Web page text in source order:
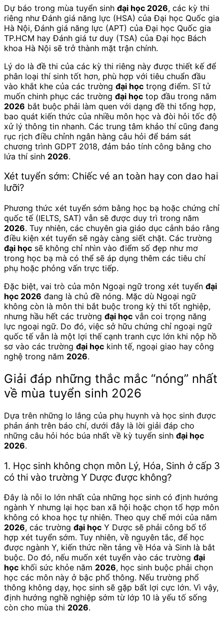
Dự báo trong mùa tuyển sinh đại học 2026, các kỳ thi
riêng như Đánh giá năng lực (HSA) của Đại học Quốc gia
Hà Nội, Đánh giá năng lực (APT) của Đại học Quốc gia
TP.HCM hay Đánh giá tư duy (TSA) của Đại học Bách
khoa Hà Nội sẽ trở thành mặt trận chính.
Lý do là đề thi của các kỳ thi riêng này được thiết kế để
phân loại thí sinh tốt hơn, phù hợp với tiêu chuẩn đầu
vào khắt khe của các trường đại học trọng điểm. Sĩ tử
muốn chinh phục các trường đại học top đầu trong năm
2026 bắt buộc phải làm quen với dạng đề thi tổng hợp,
bao quát kiến thức của nhiều môn học và đòi hỏi tốc độ
xử lý thông tin nhanh. Các trung tâm khảo thí cũng đang
rục rịch điều chỉnh ngân hàng câu hỏi để bám sát
chương trình GDPT 2018, đảm bảo tính công bằng cho
lứa thí sinh 2026.
Xét tuyển sớm: Chiếc vé an toàn hay con dao hai
lưỡi?
Phương thức xét tuyển sớm bằng học bạ hoặc chứng chỉ
quốc tế (IELTS, SAT) vẫn sẽ được duy trì trong năm
2026. Tuy nhiên, các chuyên gia giáo dục cảnh báo rằng
điều kiện xét tuyển sẽ ngày càng siết chặt. Các trường
đại học sẽ không chỉ nhìn vào điểm số đẹp như mơ
trong học bạ mà có thể sẽ áp dụng thêm các tiêu chí
phụ hoặc phỏng vấn trực tiếp.
Đặc biệt, vai trò của môn Ngoại ngữ trong xét tuyển đại
học 2026 đang là chủ đề nóng. Mặc dù Ngoại ngữ
không còn là môn thi bắt buộc trong kỳ thi tốt nghiệp,
nhưng hầu hết các trường đại học vẫn coi trọng năng
lực ngoại ngữ. Do đó, việc sở hữu chứng chỉ ngoại ngữ
quốc tế vẫn là một lợi thế cạnh tranh cực lớn khi nộp hồ
sơ vào các trường đại học kinh tế, ngoại giao hay công
nghệ trong năm 2026.
Giải đáp những thắc mắc “nóng” nhất
về mùa tuyển sinh 2026
Dựa trên những lo lắng của phụ huynh và học sinh được
phản ánh trên báo chí, dưới đây là lời giải đáp cho
những câu hỏi hóc búa nhất về kỳ tuyển sinh đại học
2026.
1. Học sinh không chọn môn Lý, Hóa, Sinh ở cấp 3
có thi vào trường Y Dược được không?
Đây là nỗi lo lớn nhất của những học sinh có định hướng
ngành Y nhưng lại học ban xã hội hoặc chọn tổ hợp môn
không có khoa học tự nhiên. Theo quy chế mới của năm
2026, các trường đại học Y Dược sẽ phải công bố tổ
hợp xét tuyển sớm. Tuy nhiên, về nguyên tắc, để học
được ngành Y, kiến thức nền tảng về Hóa và Sinh là bắt
buộc. Do đó, nếu muốn xét tuyển vào các trường đại
học khối sức khỏe năm 2026, học sinh buộc phải chọn
học các môn này ở bậc phổ thông. Nếu trường phổ
thông không dạy, học sinh sẽ gặp bất lợi cực lớn. Vì vậy,
định hướng nghề nghiệp sớm từ lớp 10 là yếu tố sống
còn cho mùa thi 2026.